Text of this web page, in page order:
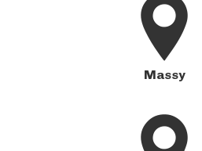
Massy